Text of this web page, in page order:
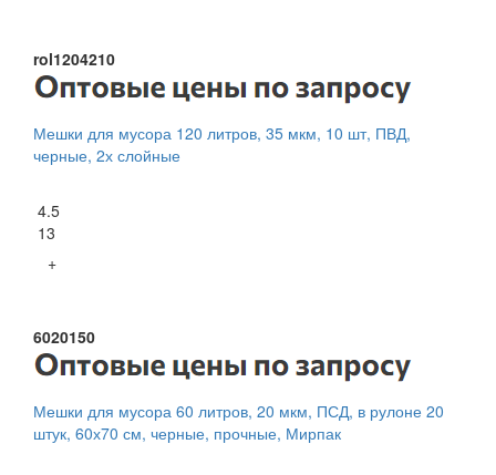
rol1204210
Мешки для мусора 120 литров, 35 мкм, 10 шт, ПВД,
черные, 2х слойные
4.5
13
+
6020150
Мешки для мусора 60 литров, 20 мкм, ПСД, в рулоне 20
штук, 60х70 см, черные, прочные, Мирпак